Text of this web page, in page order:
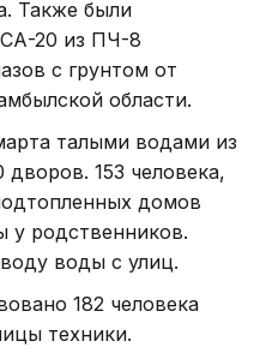
Также были
20 из ПЧ-8
с грунтом от
области.
талыми водами из
153 человека,
домов
у родственников.
воды с улиц.
182 человека
техники.